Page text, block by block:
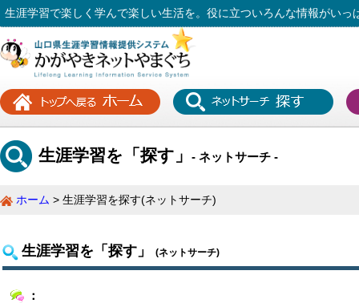
生涯学習で楽しく学んで楽しい生活を。役に立ついろんな情報がいっ
生涯学習を「探す」 - ネットサーチ -
ホーム 生涯学習を探す(ネットサーチ)
生涯学習を「探す」 (ネットサーチ)
：